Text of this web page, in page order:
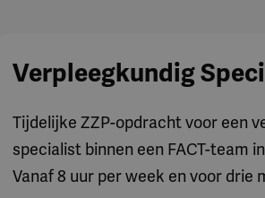
Een tegemoetkoming in je
Een pensioenregeling.
23 vakantiedagen (o.b.v. 36 uur),
Een balansregeling van €1.000,-
Verpleegkundig
Tijdelijke ZZP-opdracht voor een
specialist binnen een FACT-team
Vanaf 8 uur per week en voor drie